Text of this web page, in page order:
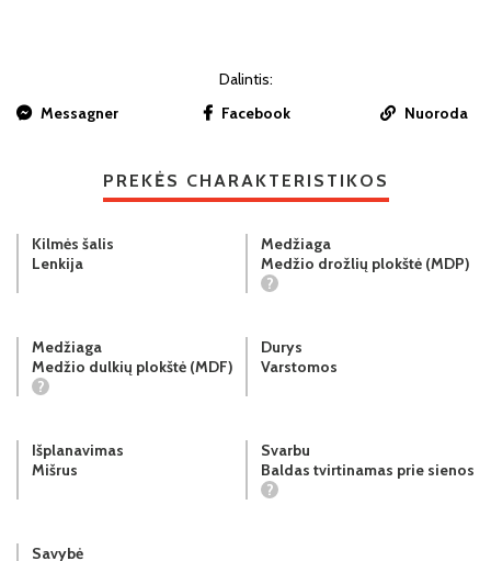
Dalintis:
Messagner
Facebook Nuoroda
PREKĖS CHARAKTERISTIKOS
Kilmės šalis
Lenkija
Medžiaga
Medžio drožlių plokštė (MDP)
?
Medžiaga
Medžio dulkių plokštė (MDF)
?
Durys
Varstomos
Išplanavimas
Mišrus
Svarbu
Baldas tvirtinamas prie sienos
?
Savybė